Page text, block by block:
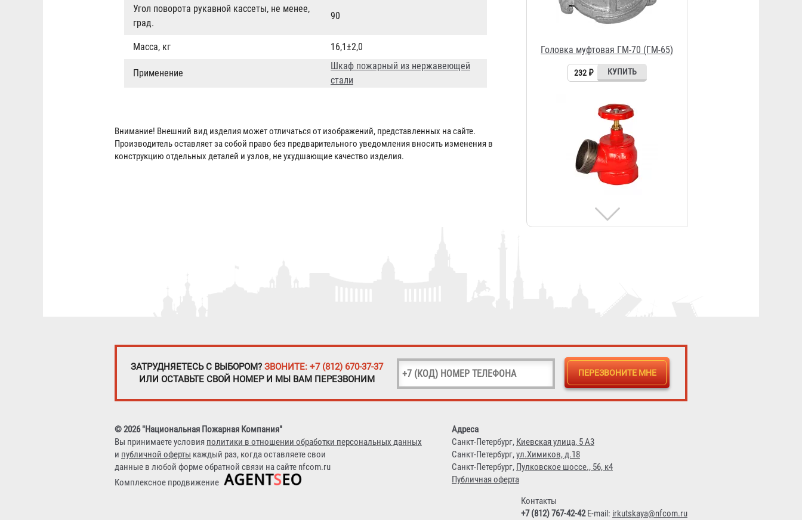
Угол поворота рукавной кассеты, не менее,
град.
90
Масса, кг 16,1±2,0
Применение
Шкаф пожарный из нержавеющей
стали
Внимание! Внешний вид изделия может отличаться от изображений, представленных на сайте.
Производитель оставляет за собой право без предварительного уведомления вносить изменения в
конструкцию отдельных деталей и узлов, не ухудшающие качество изделия.
головками ГР-65АП
1 813 ₽
ЗАТРУДНЯЕТЕСЬ С ВЫБОРОМ? ЗВОНИТЕ: +7 (812) 670-37-37
ИЛИ ОСТАВЬТЕ СВОЙ НОМЕР И МЫ ВАМ ПЕРЕЗВОНИМ
© 2026 "Национальная Пожарная Компания"
Вы принимаете условия политики в отношении обработки персональных данных
и публичной оферты каждый раз, когда оставляете свои
данные в любой форме обратной связи на сайте nfcom.ru
Комплексное продвижение
Адреса
Санкт-Петербург, Киевская улица, 5 А3
Санкт-Петербург,ул.Химиков, д.18
Санкт-Петербург, Пулковское шоссе., 56, к4
Публичная оферта
Контакты
+7 (812) 767-42-42E-mail: irkutskaya@nfcom.ru